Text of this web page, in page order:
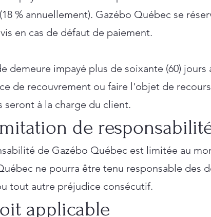
% annuellement). Gazébo Québec se
en cas de défaut de paiement.
demeure impayé plus de soixante (60)
de recouvrement ou faire l'objet de
seront à la charge du client.
de
de Gazébo Québec est limitée au
ne pourra être tenu responsable
tout autre préjudice consécutif.
applicable